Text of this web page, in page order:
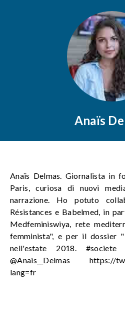
Anaïs
Anaïs Delmas. Giornalista in
Paris, curiosa di nuovi
narrazione. Ho potuto
Résistances e Babelmed, in
Medfeminiswiya, rete
femminista", e per il dossier
nell'estate 2018. #societe
@Anais__Delmas https://
lang=fr